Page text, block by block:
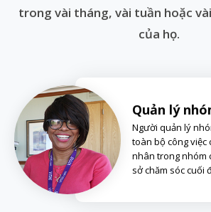
trong vài tháng, vài tuần hoặc
của họ.
Quản lý
Người quản lý
toàn bộ công việc
nhân trong nhóm
sở chăm sóc cuối